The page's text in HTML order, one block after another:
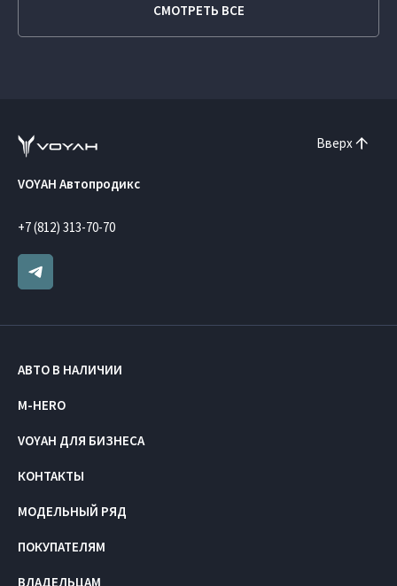
СМОТРЕТЬ ВСЕ
Вверх
VOYAH Автопродикс
+7 (812) 313-70-70
АВТО В НАЛИЧИИ
M-HERO
VOYAH ДЛЯ БИЗНЕСА
КОНТАКТЫ
МОДЕЛЬНЫЙ РЯД
ПОКУПАТЕЛЯМ
ВЛАДЕЛЬЦАМ